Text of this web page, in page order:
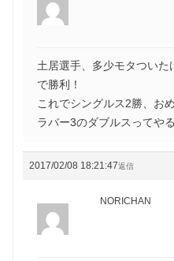
土居選手、多少モタつい
で勝利！
これでシングルス2勝、お
ラバー3のダブルスってや
2017/02/08 18:21:47返信
NORICHAN